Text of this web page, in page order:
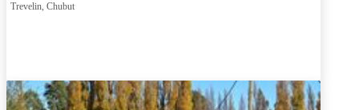
Trevelin, Chubut